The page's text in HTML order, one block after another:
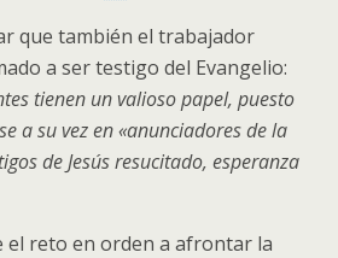
que también el trabajador
a ser testigo del Evangelio:
tienen un valioso papel, puesto
a su vez en «anunciadores de la
de Jesús resucitado, esperanza
el reto en orden a afrontar la